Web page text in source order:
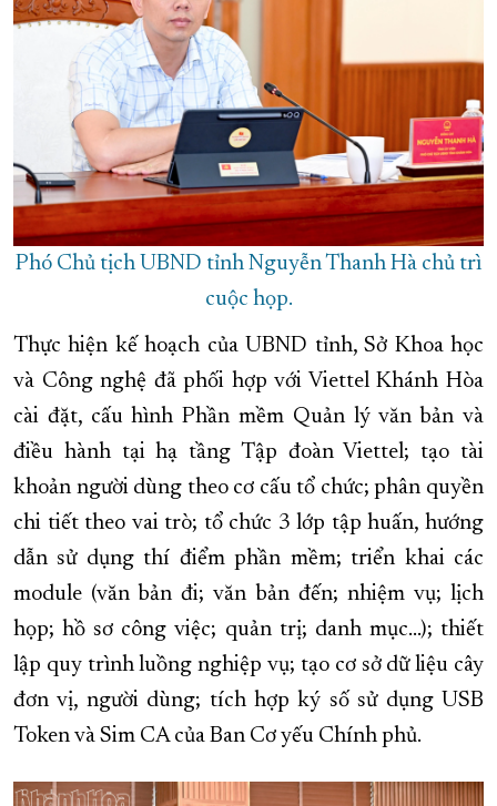
Phó Chủ tịch UBND tỉnh Nguyễn Thanh Hà chủ trì
cuộc họp.
Thực hiện kế hoạch của UBND tỉnh, Sở Khoa học
và Công nghệ đã phối hợp với Viettel Khánh Hòa
cài đặt, cấu hình Phần mềm Quản lý văn bản và
điều hành tại hạ tầng Tập đoàn Viettel; tạo tài
khoản người dùng theo cơ cấu tổ chức; phân quyền
chi tiết theo vai trò; tổ chức 3 lớp tập huấn, hướng
dẫn sử dụng thí điểm phần mềm; triển khai các
module (văn bản đi; văn bản đến; nhiệm vụ; lịch
họp; hồ sơ công việc; quản trị; danh mục…); thiết
lập quy trình luồng nghiệp vụ; tạo cơ sở dữ liệu cây
đơn vị, người dùng; tích hợp ký số sử dụng USB
Token và Sim CA của Ban Cơ yếu Chính phủ.